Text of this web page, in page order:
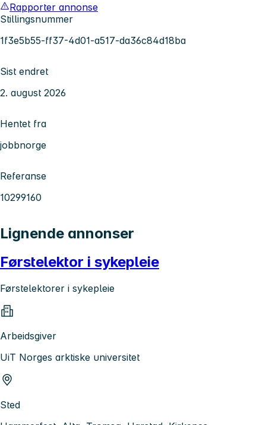
Rapporter annonse
Stillingsnummer
1f3e5b55-ff37-4d01-a517-da36c84d18ba
Sist endret
2. august 2026
Hentet fra
jobbnorge
Referanse
10299160
Lignende annonser
Førstelektor i sykepleie
Førstelektorer i sykepleie
Arbeidsgiver
UiT Norges arktiske universitet
Sted